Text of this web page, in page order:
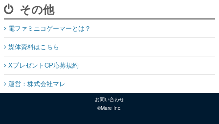
その他
電ファミニコゲーマーとは？
媒体資料はこちら
XプレゼントCP応募規約
運営：株式会社マレ
お問い合わせ
©Mare Inc.